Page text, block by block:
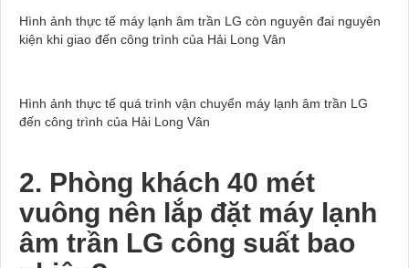
Hình ảnh thực tế máy lạnh âm trần LG còn nguyên đai nguyên
kiện khi giao đến công trình của Hải Long Vân
Hình ảnh thực tế quá trình vận chuyển máy lạnh âm trần LG
đến công trình của Hải Long Vân
2. Phòng khách 40 mét
vuông nên lắp đặt máy lạnh
âm trần LG công suất bao